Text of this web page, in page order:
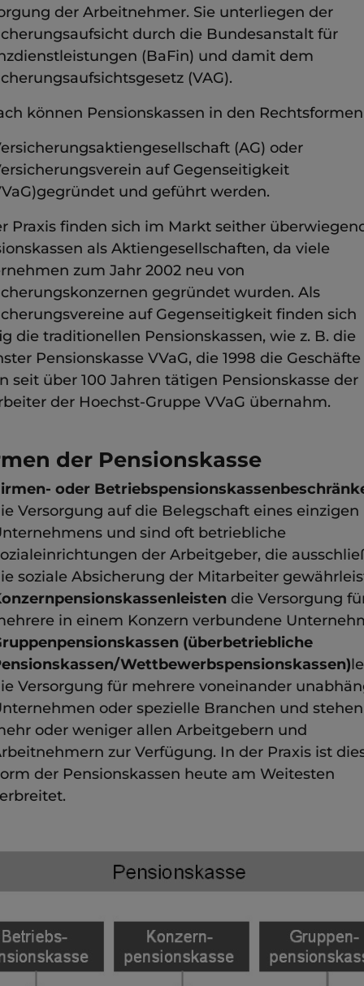
der Arbeitnehmer. Sie unterliegen der
durch die Bundesanstalt für
(BaFin) und damit dem
(VAG).
können Pensionskassen in den Rechtsformen
(AG) oder
auf Gegenseitigkeit
und geführt werden.
Praxis finden sich im Markt seither
als Aktiengesellschaften, da viele
zum Jahr 2002 neu von
gegründet wurden. Als
auf Gegenseitigkeit finden sich
die traditionellen Pensionskassen, wie z. B. die
Pensionskasse VVaG, die 1998 die
seit über 100 Jahren tätigen Pensionskasse der
der Hoechst-Gruppe VVaG übernahm.
der Pensionskasse
oder
Versorgung auf die Belegschaft eines einzigen
und sind oft betriebliche
der Arbeitgeber, die
soziale Absicherung der Mitarbeiter
die Versorgung
in einem Konzern verbundene
(überbetriebliche
Wettbewerbspensionskassen)
Versorgung für mehrere voneinander
oder spezielle Branchen und stehen
oder weniger allen Arbeitgebern und
zur Verfügung. In der Praxis ist
der Pensionskassen heute am Weitesten